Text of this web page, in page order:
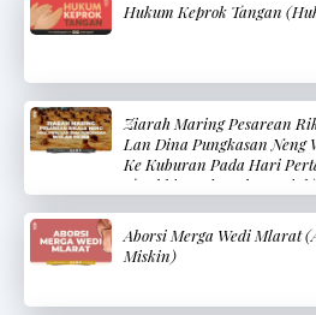
Hukum Keprok Tangan
Ziarah Maring Pesarean
Lan Dina Pungkasan Neng
Ke Kuburan Pada Hari
Terakhir Pada Bulan Rajab)
Aborsi Merga Wedi Mlarat
Miskin)